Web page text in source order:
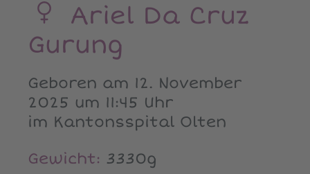
Ariel Da Cruz
Gurung
Geboren am 12. November
2025 um 11:45 Uhr
im Kantonsspital Olten
Gewicht: 3330g